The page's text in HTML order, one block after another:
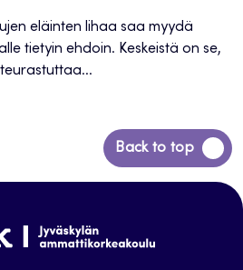
eläinten lihaa saa myydä
tietyin ehdoin. Keskeistä on se,
Back to top
Siirry
takaisin